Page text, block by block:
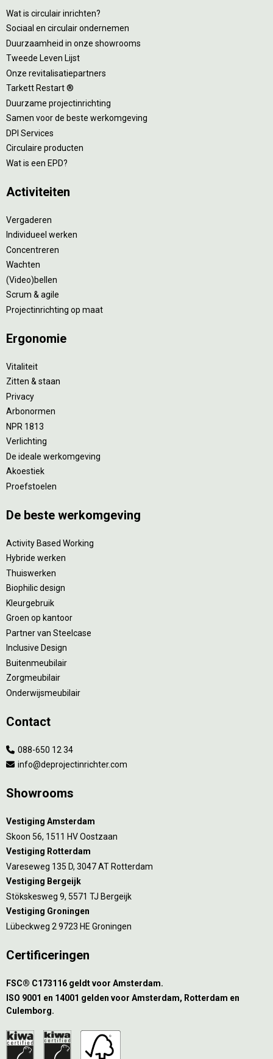
Wat is circulair inrichten?
Sociaal en circulair ondernemen
Duurzaamheid in onze showrooms
Tweede Leven Lijst
Onze revitalisatiepartners
Tarkett Restart ®
Duurzame projectinrichting
Samen voor de beste werkomgeving
DPI Services
Circulaire producten
Wat is een EPD?
Activiteiten
Vergaderen
Individueel werken
Concentreren
Wachten
(Video)bellen
Scrum & agile
Projectinrichting op maat
Ergonomie
Vitaliteit
Zitten & staan
Privacy
Arbonormen
NPR 1813
Verlichting
De ideale werkomgeving
Akoestiek
Proefstoelen
De beste werkomgeving
Activity Based Working
Hybride werken
Thuiswerken
Biophilic design
Kleurgebruik
Groen op kantoor
Partner van Steelcase
Inclusive Design
Buitenmeubilair
Zorgmeubilair
Onderwijsmeubilair
Contact
088-650 12 34
info@deprojectinrichter.com
Showrooms
Vestiging Amsterdam
Skoon 56, 1511 HV Oostzaan
Vestiging Rotterdam
Vareseweg 135 D, 3047 AT Rotterdam
Vestiging Bergeijk
Stökskesweg 9, 5571 TJ Bergeijk
Vestiging Groningen
Lübeckweg 2 9723 HE Groningen
Certificeringen
FSC® C173116 geldt voor Amsterdam.
ISO 9001 en 14001 gelden voor Amsterdam, Rotterdam en
Culemborg.